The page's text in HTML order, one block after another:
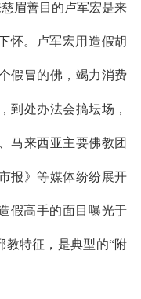
眉善目的卢军宏是来
怀。卢军宏用造假胡
假冒的佛，竭力消费
到处办法会搞坛场，
马来西亚主要佛教团
报》等媒体纷纷展开
假高手的面目曝光于
教特征，是典型的“附